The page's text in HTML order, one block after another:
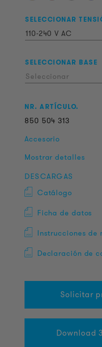
SELECCIONAR
110-240 V AC
SELECCIONAR BASE
Seleccionar
NR. ARTÍCULO.
850 504 313
Accesorio
Mostrar detalles
DESCARGAS
Catálogo
Ficha de datos
Instrucciones de
Declaración de
Solicitar
Download